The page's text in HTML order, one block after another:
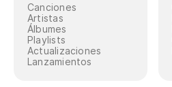
Canciones
Artistas
Álbumes
Playlists
Actualizaciones
Lanzamientos